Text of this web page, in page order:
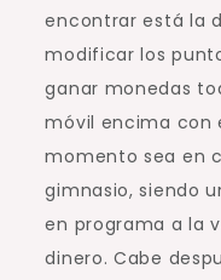
encontrar está la
modificar los
ganar monedas
móvil encima con
momento sea en
gimnasio, siendo
en programa a la
dinero. Cabe